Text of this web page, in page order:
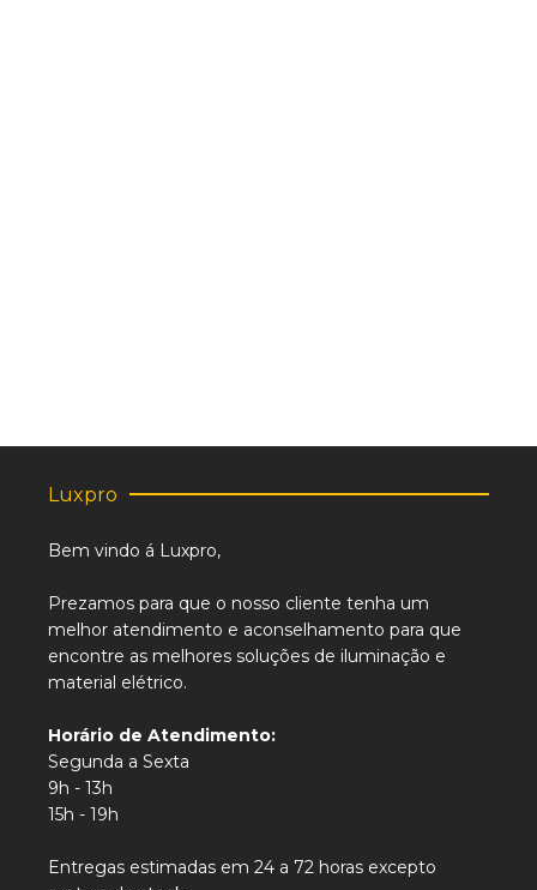
Luxpro
Bem vindo á Luxpro,
Prezamos para que o nosso cliente tenha um
melhor atendimento e aconselhamento para que
encontre as melhores soluções de iluminação e
material elétrico.
Horário de Atendimento:
Segunda a Sexta
9h - 13h
15h - 19h
Entregas estimadas em 24 a 72 horas excepto